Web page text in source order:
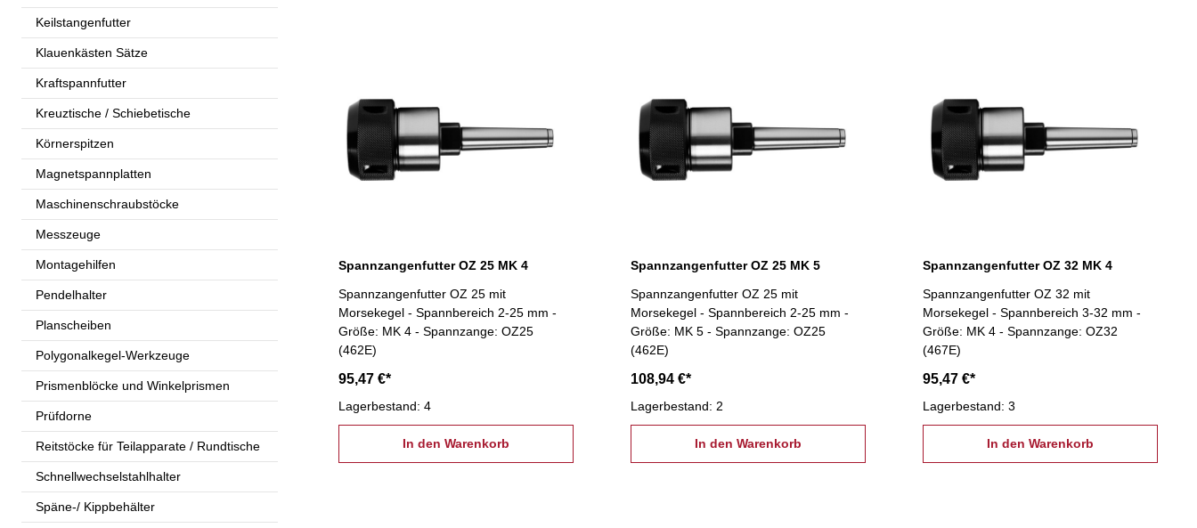
Keilstangenfutter
Klauenkästen Sätze
Kraftspannfutter
Kreuztische / Schiebetische
Körnerspitzen
Magnetspannplatten
Maschinenschraubstöcke
Messzeuge
Montagehilfen
Pendelhalter
Planscheiben
Polygonalkegel-Werkzeuge
Prismenblöcke und Winkelprismen
Prüfdorne
Reitstöcke für Teilapparate / Rundtische
Schnellwechselstahlhalter
Späne-/ Kippbehälter
Spannzangenfutter OZ 25 MK 4
Spannzangenfutter OZ 25 mit
Morsekegel - Spannbereich 2-25 mm -
Größe: MK 4 - Spannzange: OZ25
(462E)
95,47 €*
Lagerbestand: 4
In den Warenkorb
Spannzangenfutter OZ 25 MK 5
Spannzangenfutter OZ 25 mit
Morsekegel - Spannbereich 2-25 mm -
Größe: MK 5 - Spannzange: OZ25
(462E)
108,94 €*
Lagerbestand: 2
In den Warenkorb
Spannzangenfutter OZ 32 MK 4
Spannzangenfutter OZ 32 mit
Morsekegel - Spannbereich 3-32 mm -
Größe: MK 4 - Spannzange: OZ32
(467E)
95,47 €*
Lagerbestand: 3
In den Warenkorb